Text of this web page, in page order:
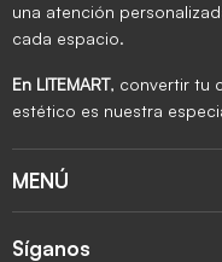
una atención
cada espacio.
En LITEMART, convertir tu
estético es nuestra
MENÚ
Síganos